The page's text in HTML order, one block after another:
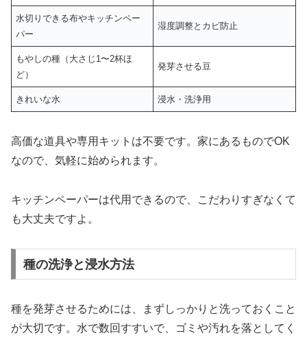
水切りできる布やキッチンペー
パー
湿度調整とカビ防止
もやしの種（大さじ1〜2杯ほ
ど）
発芽させる豆
きれいな水 浸水・洗浄用
高価な道具や専用キットは不要です。家にあるものでOK
なので、気軽に始められます。
キッチンペーパーは代用できるので、こだわりすぎなくて
も大丈夫ですよ。
種の洗浄と浸水方法
種を発芽させるためには、まずしっかりと洗っておくこと
が大切です。水で数回すすいで、ゴミや汚れを落としてく